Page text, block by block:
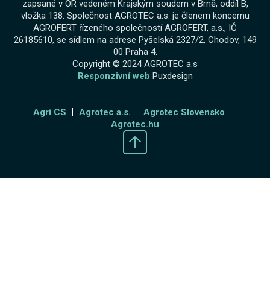
zapsané v OR vedeném Krajským soudem v Brně, oddíl B,
vložka 138. Společnost AGROTEC a.s. je členem koncernu
AGROFERT řízeného společností AGROFERT, a.s., IČ
26185610, se sídlem na adrese Pyšelská 2327/2, Chodov, 149
00 Praha 4.
Copyright © 2024 AGROTEC a.s
Responzivní web Puxdesign
Agri CS Agrotec a.s.
Agrotec Slovensko
Agrotec.hu